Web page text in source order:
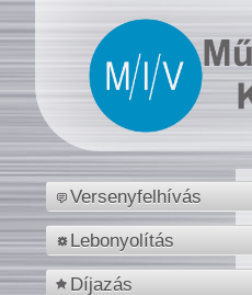
Versenyfelhívás
Lebonyolítás
Díjazás